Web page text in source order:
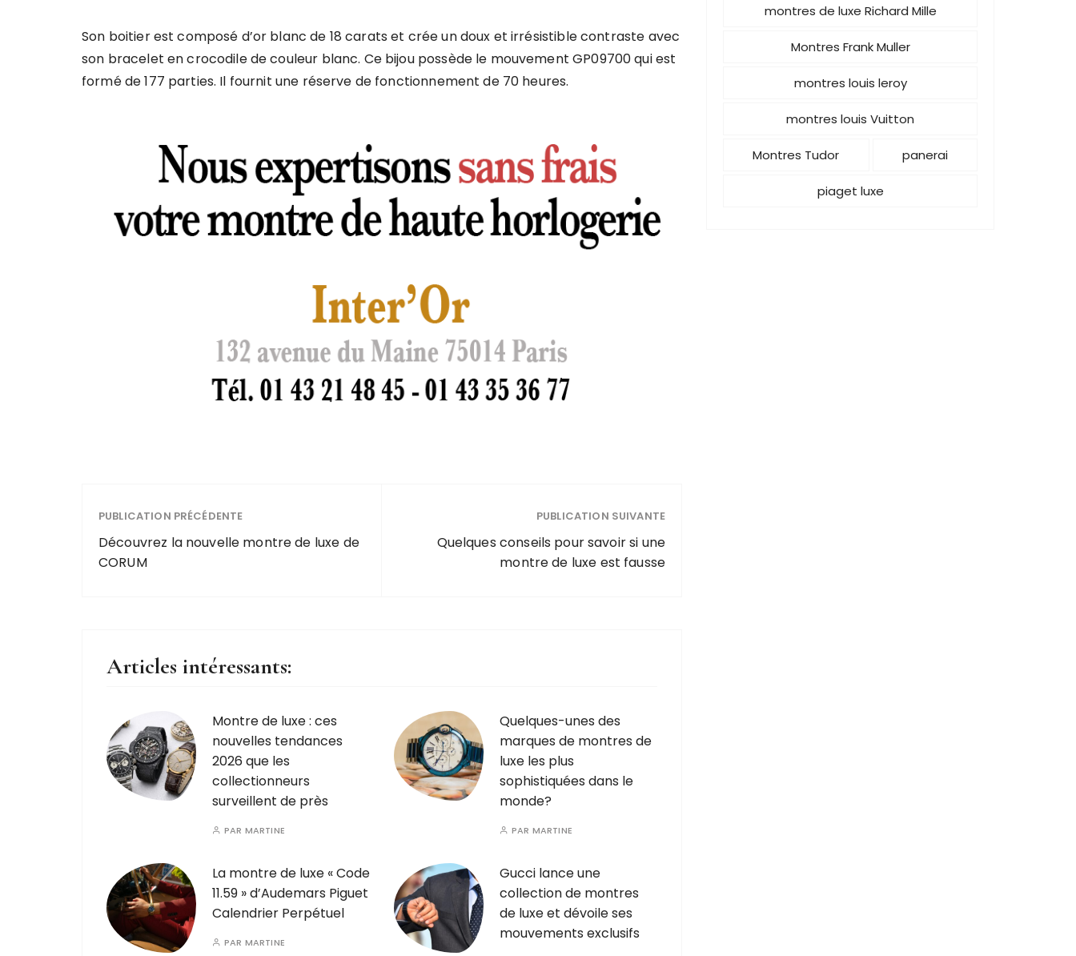
Son boitier est composé d’or blanc de 18 carats et crée un doux et irrésistible contraste avec
son bracelet en crocodile de couleur blanc. Ce bijou possède le mouvement GP09700 qui est
formé de 177 parties. Il fournit une réserve de fonctionnement de 70 heures.
PUBLICATION PRÉCÉDENTE
Découvrez la nouvelle montre de luxe de
CORUM
PUBLICATION SUIVANTE
Quelques conseils pour savoir si une
montre de luxe est fausse
Articles intéressants:
Montre de luxe : ces
nouvelles tendances
2026 que les
collectionneurs
surveillent de près
PAR MARTINE
Quelques-unes des
marques de montres de
luxe les plus
sophistiquées dans le
monde?
PAR MARTINE
La montre de luxe « Code
11.59 » d’Audemars Piguet
Calendrier Perpétuel
PAR MARTINE
Gucci lance une
collection de montres
de luxe et dévoile ses
mouvements exclusifs
montres de luxe Richard Mille
Montres Frank Muller
montres louis leroy
montres louis Vuitton
Montres Tudor panerai
piaget luxe